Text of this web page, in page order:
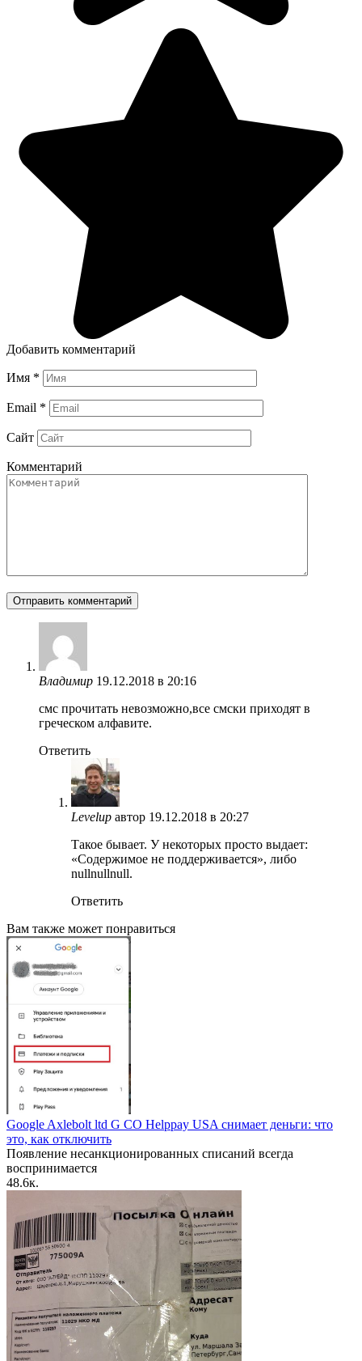
Добавить комментарий
Имя *
Email *
Сайт
Комментарий
Владимир 19.12.2018 в 20:16
смс прочитать невозможно,все смски приходят в
греческом алфавите.
Ответить
Levelup автор 19.12.2018 в 20:27
Такое бывает. У некоторых просто выдает:
«Содержимое не поддерживается», либо
nullnullnull.
Ответить
Вам также может понравиться
Google Axlebolt ltd G CO Helppay USA снимает деньги: что
это, как отключить
Появление несанкционированных списаний всегда
воспринимается
48.6к.